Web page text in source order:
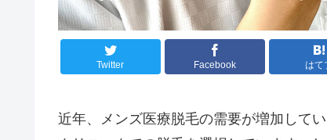
Twitter Facebook はて
近年、メンズ医療脱毛の需要が増加して